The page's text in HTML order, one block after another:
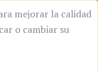
mejorar la calidad
o cambiar su